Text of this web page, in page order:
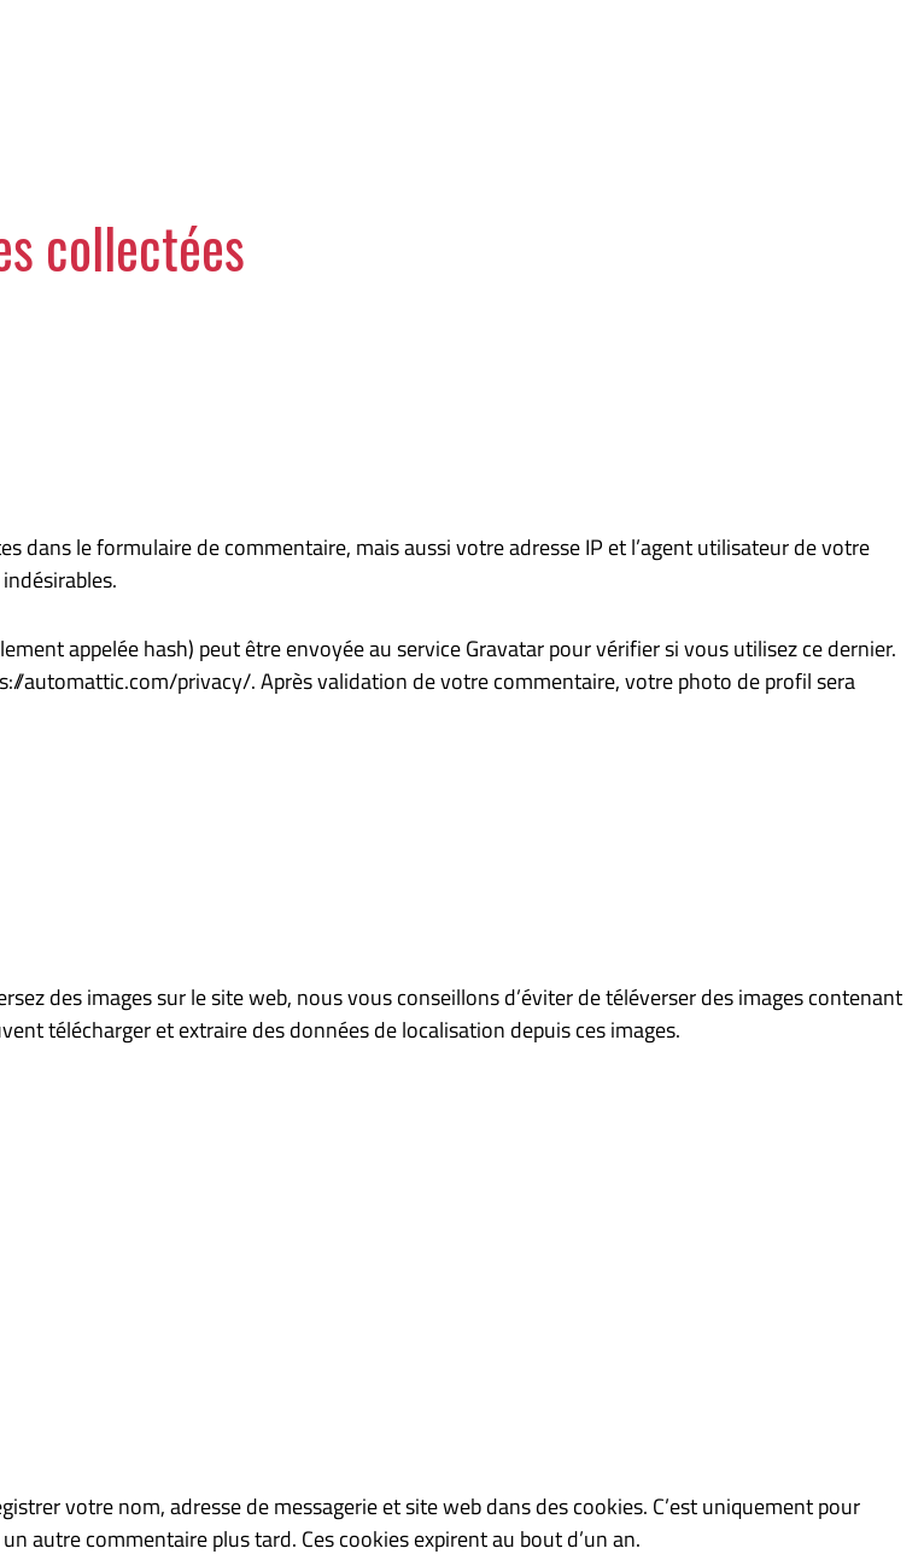
collectées
dans le formulaire de commentaire, mais aussi votre adresse IP et l’agent utilisateur de votre
appelée hash) peut être envoyée au service Gravatar pour vérifier si vous utilisez ce dernier.
automattic.com/privacy/. Après validation de votre commentaire, votre photo de profil sera
des images sur le site web, nous vous conseillons d’éviter de téléverser des images contenant
télécharger et extraire des données de localisation depuis ces images.
votre nom, adresse de messagerie et site web dans des cookies. C’est uniquement pour
autre commentaire plus tard. Ces cookies expirent au bout d’un an.